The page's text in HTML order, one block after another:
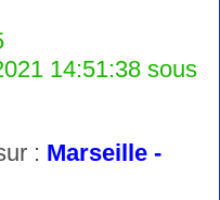
14:51:38 sous
: Marseille -